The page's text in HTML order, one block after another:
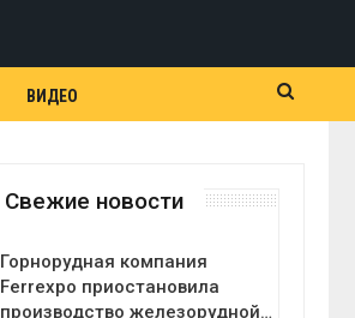
ВИДЕО
Свежие новости
Горнорудная компания
Ferrexpo приостановила
производство железорудной…